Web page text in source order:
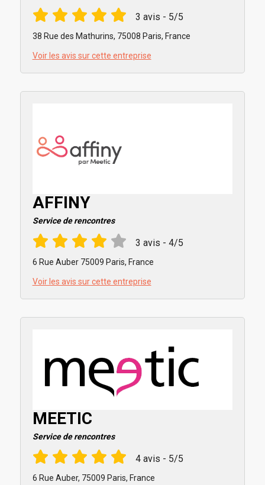
3 avis - 5/5
38 Rue des Mathurins, 75008 Paris, France
Voir les avis sur cette entreprise
AFFINY
Service de rencontres
3 avis - 4/5
6 Rue Auber 75009 Paris, France
Voir les avis sur cette entreprise
MEETIC
Service de rencontres
4 avis - 5/5
6 Rue Auber, 75009 Paris, France